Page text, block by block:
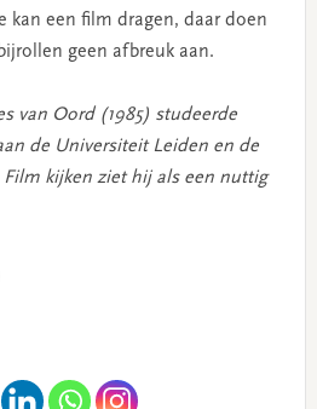
kan een film dragen, daar doen
geen afbreuk aan.
van Oord (1985) studeerde
de Universiteit Leiden en de
kijken ziet hij als een nuttig